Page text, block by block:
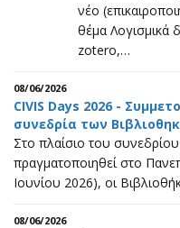
νέο
θέμα Λογισμικά
zotero,…
08/06/2026
CIVIS Days 2026 -
συνεδρία των
Στο πλαίσιο του
πραγματοποιηθεί στο
Ιουνίου 2026), οι
08/06/2026